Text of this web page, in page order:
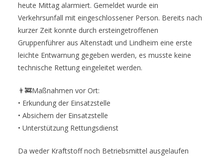
heute Mittag alarmiert. Gemeldet wurde ein
Verkehrsunfall mit eingeschlossener Person. Bereits nach
kurzer Zeit konnte durch ersteingetroffenen
Gruppenführer aus Altenstadt und Lindheim eine erste
leichte Entwarnung gegeben werden, es musste keine
technische Rettung eingeleitet werden.
👨‍🚒Maßnahmen vor Ort:
•⁠ ⁠Erkundung der Einsatzstelle
•⁠ ⁠Absichern der Einsatzstelle
•⁠ ⁠Unterstützung Rettungsdienst
Da weder Kraftstoff noch Betriebsmittel ausgelaufen